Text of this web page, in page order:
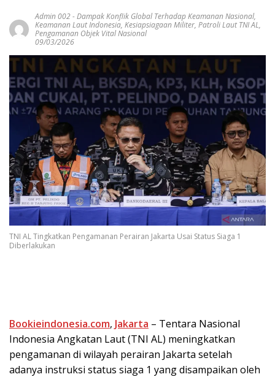
Admin 002-Dampak Konflik Global Terhadap Keamanan Nasional,
Keamanan Laut Indonesia, Kesiapsiagaan Militer, Patroli Laut TNI AL,
Pengamanan Objek Vital Nasional
09/03/2026
TNI AL Tingkatkan Pengamanan Perairan Jakarta Usai Status Siaga 1
Diberlakukan
Bookieindonesia.com, Jakarta – Tentara Nasional
Indonesia Angkatan Laut (TNI AL) meningkatkan
pengamanan di wilayah perairan Jakarta setelah
adanya instruksi status siaga 1 yang disampaikan oleh